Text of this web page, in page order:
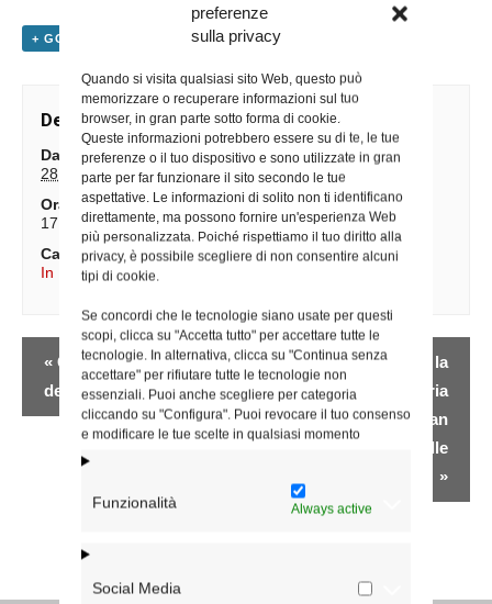
preferenze
sulla privacy
Quando si visita qualsiasi sito Web, questo può
memorizzare o recuperare informazioni sul tuo
browser, in gran parte sotto forma di cookie.
Queste informazioni potrebbero essere su di te, le tue
preferenze o il tuo dispositivo e sono utilizzate in gran
parte per far funzionare il sito secondo le tue
aspettative. Le informazioni di solito non ti identificano
direttamente, ma possono fornire un'esperienza Web
più personalizzata. Poiché rispettiamo il tuo diritto alla
privacy, è possibile scegliere di non consentire alcuni
tipi di cookie.
Se concordi che le tecnologie siano usate per questi
scopi, clicca su "Accetta tutto" per accettare tutte le
tecnologie. In alternativa, clicca su "Continua senza
accettare" per rifiutare tutte le tecnologie non
essenziali. Puoi anche scegliere per categoria
cliccando su "Configura". Puoi revocare il tuo consenso
e modificare le tue scelte in qualsiasi momento
Funzionalità Always active
Social Media
+ GOOGLE CALENDAR + ESPORTA IN ICAL
Dettagli
Data:
28 Giugno
Ora:
17:00
Categorie Evento:
In Diocesi,Iniziative degli Uffici
Evento
Navigazione
« Giornata della Carità
del Papa
Santa Messa presso la
parrocchia Santa Maria
Assunta e San
Giuseppe a Primavalle
»